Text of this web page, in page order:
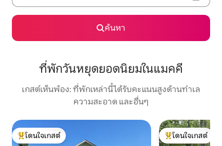
ค้นหา
ที่พักวันหยุดยอดนิยมในแมคคี
เกสต์เห็นพ้อง: ที่พักเหล่านี้ได้รับคะแนนสูงด้านทำเล
ความสะอาด และอื่นๆ
โดนใจเกสต์ที่สุด
โดนใจเกสต์
โดนใจเกสต์ที่สุด
โดนใจเกสต์